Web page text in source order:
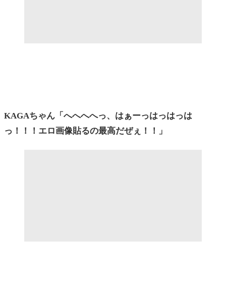
KAGAちゃん「へへへへっ、はぁーっはっはっは
っ！！！エロ画像貼るの最高だぜぇ！！」